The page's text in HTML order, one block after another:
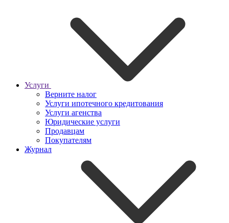
Услуги
Верните налог
Услуги ипотечного кредитования
Услуги агенства
Юридические услуги
Продавцам
Покупателям
Журнал